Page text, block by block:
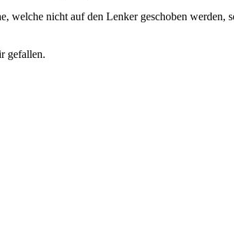
nicht auf den Lenker geschoben werden,
gefallen.